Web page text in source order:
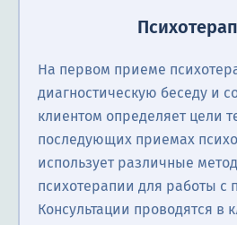
На первом приеме
диагностическую беседу и
клиентом определяет цели
последующих приемах
использует различные
психотерапии для работы с
Консультации проводятся в